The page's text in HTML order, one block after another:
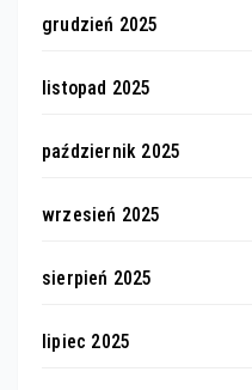
grudzień 2025
listopad 2025
październik 2025
wrzesień 2025
sierpień 2025
lipiec 2025